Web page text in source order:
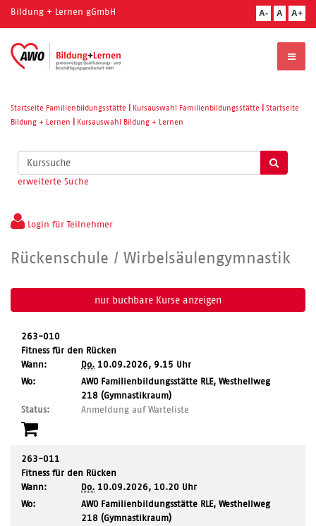
Bildung + Lernen gGmbH A- A A+
Startseite Familienbildungsstätte Kursauswahl Familienbildungsstätte
Startseite
Bildung + Lernen
Kursauswahl Bildung + Lernen
Kurse
suchen
erweiterte Suche
Login für Teilnehmer
Rückenschule / Wirbelsäulengymnastik
nur buchbare Kurse anzeigen
263-010
Fitness für den Rücken
Wann:
Do. 10.09.2026, 9.15 Uhr
Wo:
,
Ort:
AWO Familienbildungsstätte RLE, Westhellweg
218 (Gymnastikraum)
Status:
Anmeldung auf Warteliste
263-011
Fitness für den Rücken
Wann:
Do. 10.09.2026, 10.20 Uhr
Wo:
,
Ort:
AWO Familienbildungsstätte RLE, Westhellweg
218 (Gymnastikraum)